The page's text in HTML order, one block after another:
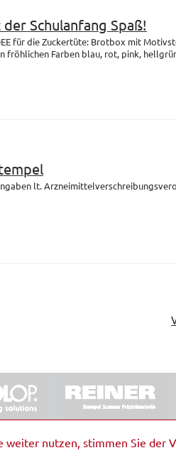
nutzen, stimmen Sie der
Schulanfang Spaß!
für die Zuckertüte: Brotbox mit
fröhlichen Farben blau, rot, pink,
lt.
GmbH & Co. KG